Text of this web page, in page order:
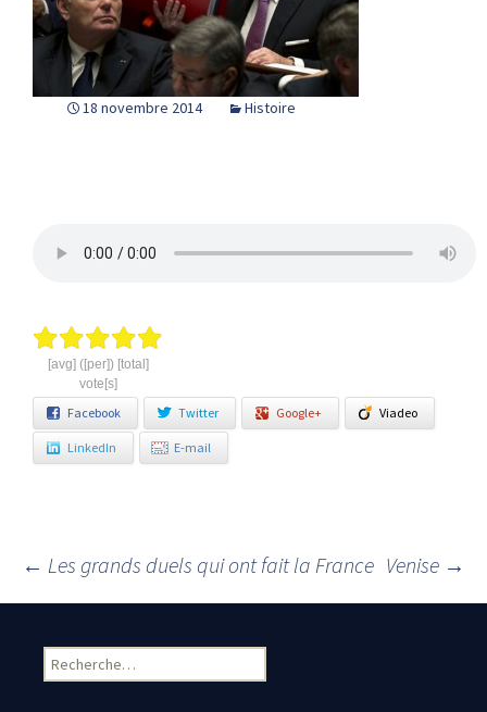
18 novembre 2014 Histoire
[avg] ([per]) [total]
vote[s]
Facebook Twitter Google+ Viadeo
LinkedIn E-mail
Navigation des articles
← Les grands duels qui ont fait la France Venise →
Rechercher :